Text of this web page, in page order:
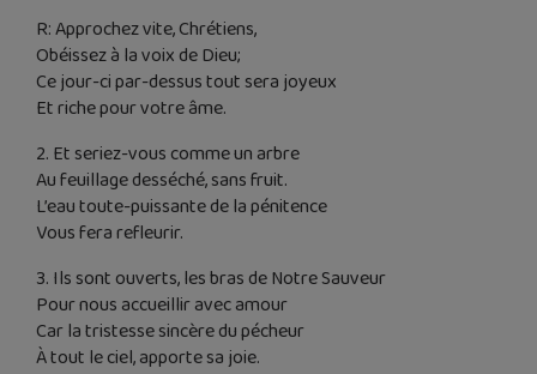
R: Approchez vite, Chrétiens,
Obéissez à la voix de Dieu;
Ce jour-ci par-dessus tout sera joyeux
Et riche pour votre âme.
2. Et seriez-vous comme un arbre
Au feuillage desséché, sans fruit.
L’eau toute-puissante de la pénitence
Vous fera refleurir.
3. Ils sont ouverts, les bras de Notre Sauveur
Pour nous accueillir avec amour
Car la tristesse sincère du pécheur
À tout le ciel, apporte sa joie.